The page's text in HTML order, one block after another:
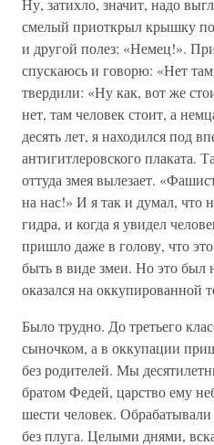
Ну, затихло, значит, надо
смелый приоткрыл крышку
и другой полез: «Немец!».
спускаюсь и говорю: «Нет
твердили: «Ну как, вот же
нет, там человек стоит, а
десять лет, я находился под
антигитлеровского плаката.
оттуда змея вылезает.
на нас!» И я так и думал, что
гидра, и когда я увидел
пришло даже в голову, что
быть в виде змеи. Но это был
оказался на оккупированной
Было трудно. До третьего
сыночком, а в оккупации
без родителей. Мы
братом Федей, царство ему
шести человек.
без плуга. Целыми днями,